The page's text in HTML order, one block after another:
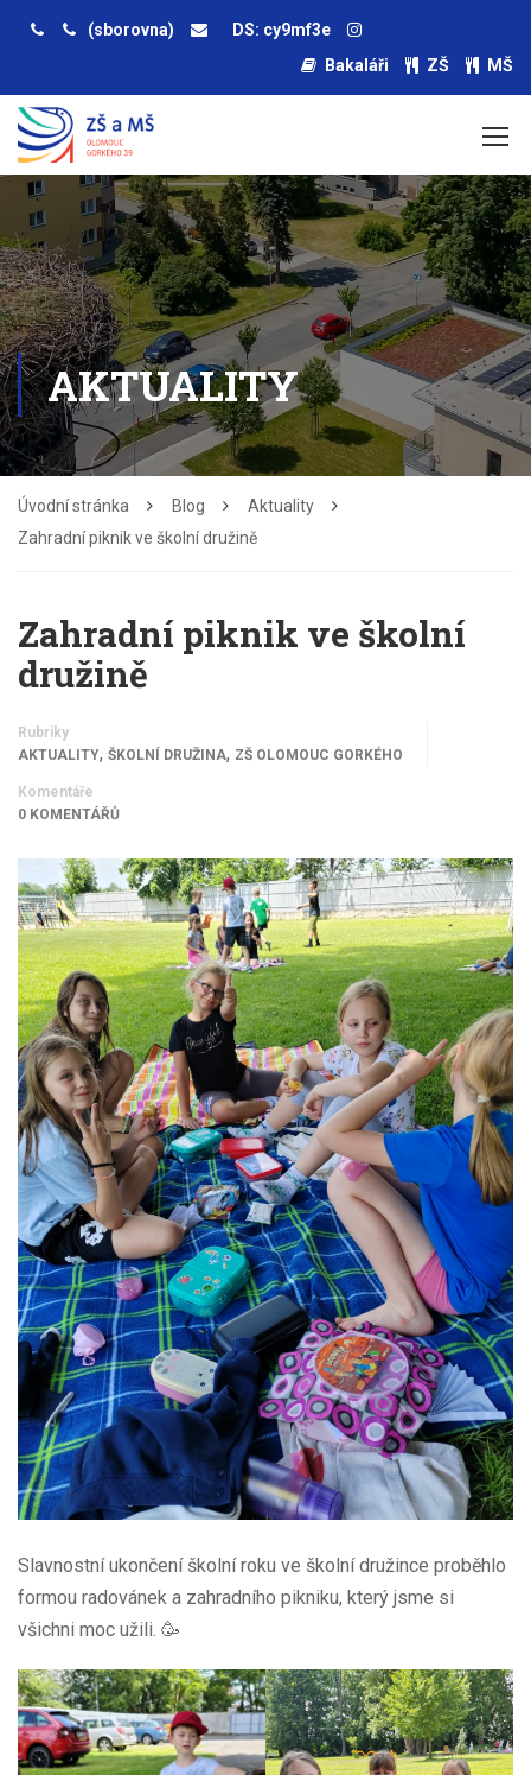
(sborovna)
DS: cy9mf3e
Bakaláři
ZŠ MŠ
AKTUALITY
Úvodní stránka Blog
Aktuality
Zahradní piknik ve školní družině
Zahradní piknik ve školní
družině
Rubriky
AKTUALITY, ŠKOLNÍ DRUŽINA, ZŠ OLOMOUC GORKÉHO
Komentáře
0 KOMENTÁŘŮ
Slavnostní ukončení školní roku ve školní družince proběhlo
formou radovánek a zahradního pikniku, který jsme si
všichni moc užili. 🥳